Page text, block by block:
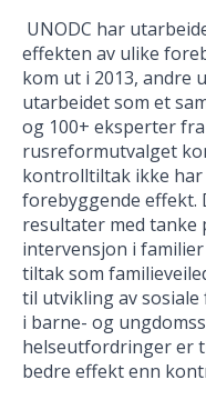
UNODC har
effekten av ulike
kom ut i 2013, andre
utarbeidet som et
og 100+ eksperter
rusreformutvalget
kontrolltiltak ikke
forebyggende effekt.
resultater med
intervensjon i
tiltak som
til utvikling av
i barne- og
helseutfordringer er
bedre effekt enn